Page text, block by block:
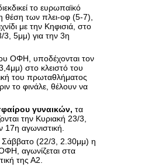
το ευρωπαϊκό
θέση των πλει-οφ (5-7),
με την Κηφισιά, στο
3, 5μμ) για την 3η
ΟΦΗ, υποδέχονται τον
στο κλειστό του
του πρωταθλήματος
το φινάλε, θέλουν να
γυναικών, τα
την Κυριακή 23/3,
17η αγωνιστική.
Σάββατο (22/3, 2.30μμ) η
αγωνίζεται στα
της Α2.